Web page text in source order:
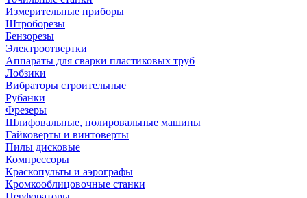
Измерительные приборы
Штроборезы
Бензорезы
Электроотвертки
Аппараты для сварки пластиковых труб
Лобзики
Вибраторы строительные
Рубанки
Фрезеры
Шлифовальные, полировальные машины
Гайковерты и винтоверты
Пилы дисковые
Компрессоры
Краскопульты и аэрографы
Кромкооблицовочные станки